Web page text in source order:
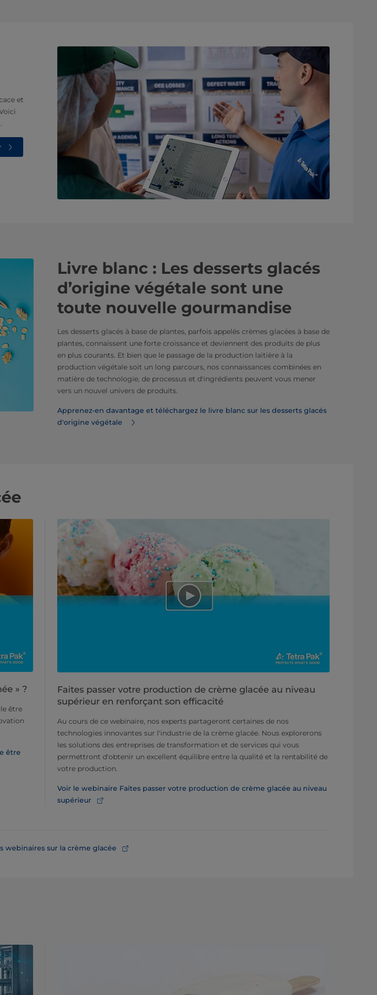
et
Livre blanc : Les desserts glacés
d’origine végétale sont une
toute nouvelle gourmandise
Les desserts glacés à base de plantes, parfois appelés crèmes glacées à base de
plantes, connaissent une forte croissance et deviennent des produits de plus
en plus courants. Et bien que le passage de la production laitière à la
production végétale soit un long parcours, nos connaissances combinées en
matière de technologie, de processus et d'ingrédients peuvent vous mener
vers un nouvel univers de produits.
Apprenez-en davantage et téléchargez le livre blanc sur les desserts glacés
d'origine végétale
» ?
être
être
Faites passer votre production de crème glacée au niveau
supérieur en renforçant son efficacité
Au cours de ce webinaire, nos experts partageront certaines de nos
technologies innovantes sur l'industrie de la crème glacée. Nous explorerons
les solutions des entreprises de transformation et de services qui vous
permettront d'obtenir un excellent équilibre entre la qualité et la rentabilité de
votre production.
Voir le webinaire Faites passer votre production de crème glacée au niveau
supérieur
webinaires sur la crème glacée